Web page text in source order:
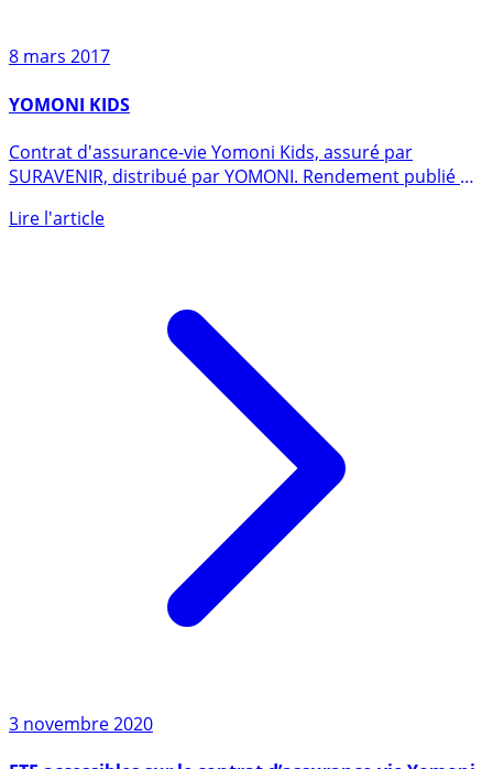
8 mars 2017
YOMONI KIDS
SURAVENIR, distribué par YOMONI. Rendement publié du